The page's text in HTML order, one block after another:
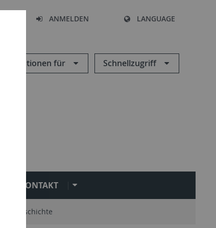
ANMELDEN LANGUAGE
Informationen für Schnellzugriff
KONTAKT
Geschichte